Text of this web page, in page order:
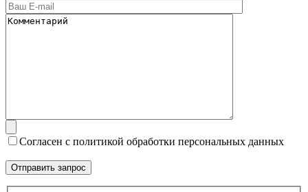
Согласен с политикой обработки персональных данных